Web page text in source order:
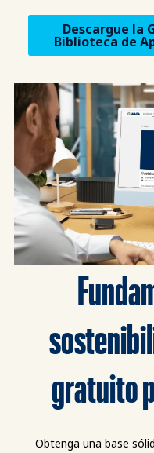
Descargue la
Biblioteca de
gratuito
Obtenga una base